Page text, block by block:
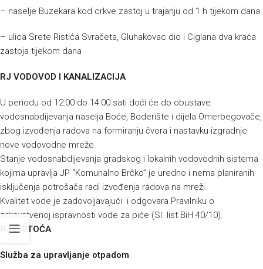
– naselje Buzekara kod crkve zastoj u trajanju od 1 h tijekom dana
– ulica Srete Ristića Svračeta, Gluhakovac dio i Ciglana dva kraća
zastoja tijekom dana
RJ VODOVOD I KANALIZACIJA
U periodu od 12:00 do 14:00 sati doći će do obustave
vodosnabdijevanja naselja Boće, Boderište i dijela Omerbegovače,
zbog izvođenja radova na formiranju čvora i nastavku izgradnje
nove vodovodne mreže.
Stanje vodosnabdijevanja gradskog i lokalnih vodovodnih sistema
kojima upravlja JP “Komunalno Brčko” je uredno i nema planiranih
isključenja potrošača radi izvođenja radova na mreži.
Kvalitet vode je zadovoljavajući i odgovara Pravilniku o
zdravstvenoj ispravnosti vode za piće (Sl. list BiH 40/10).
RJ ČISTOĆA
Služba za upravljanje otpadom